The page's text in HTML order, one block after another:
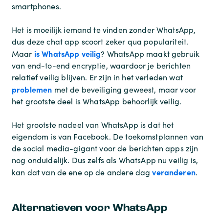
smartphones.
Het is moeilijk iemand te vinden zonder WhatsApp,
dus deze chat app scoort zeker qua populariteit.
Maar is WhatsApp veilig? WhatsApp maakt gebruik
van end-to-end encryptie, waardoor je berichten
relatief veilig blijven. Er zijn in het verleden wat
problemen met de beveiliging geweest, maar voor
het grootste deel is WhatsApp behoorlijk veilig.
Het grootste nadeel van WhatsApp is dat het
eigendom is van Facebook. De toekomstplannen van
de social media-gigant voor de berichten apps zijn
nog onduidelijk. Dus zelfs als WhatsApp nu veilig is,
kan dat van de ene op de andere dagveranderen.
Alternatieven voor WhatsApp